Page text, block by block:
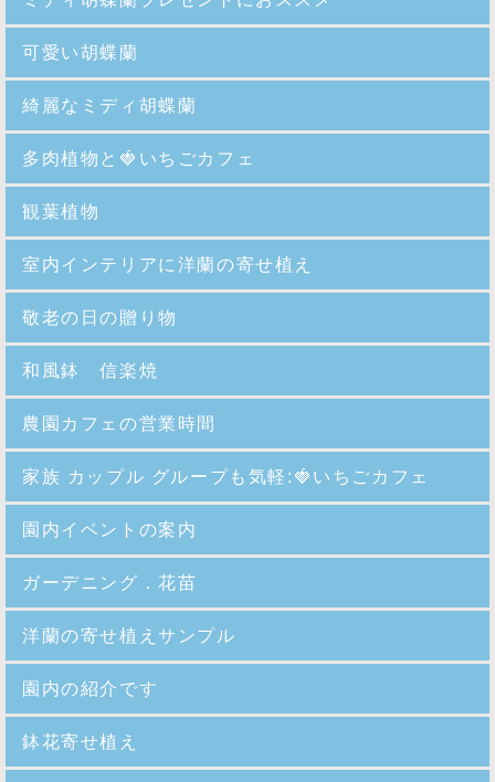
可愛い胡蝶蘭
綺麗なミディ胡蝶蘭
多肉植物と🍓いちごカフェ
観葉植物
室内インテリアに洋蘭の寄せ植え
敬老の日の贈り物
和風鉢 信楽焼
農園カフェの営業時間
家族 カップル グループも気軽:🍓いちごカフェ
園内イベントの案内
ガーデニング．花苗
洋蘭の寄せ植えサンプル
園内の紹介 です
鉢花寄せ植え